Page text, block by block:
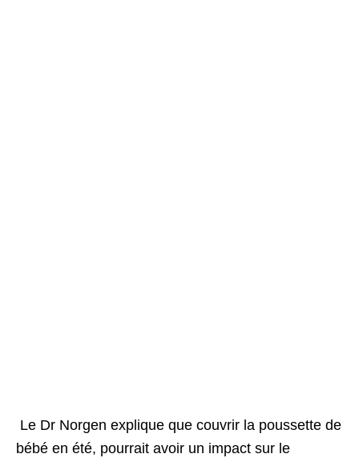
Le Dr Norgen explique que couvrir la poussette de
bébé en été, pourrait avoir un impact sur le